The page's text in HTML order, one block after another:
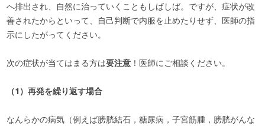
へ排出され、自然に治っていくこともしばしば。ですが、症状が改
善されたからといって、自己判断で内服を止めたりせず、医師の指
示にしたがってください。
次の症状が当てはまる方は要注意 ！医師にご相談ください。
（1）再発を繰り返す場合
なんらかの病気（例えば膀胱結石，糖尿病，子宮筋腫，膀胱がんな